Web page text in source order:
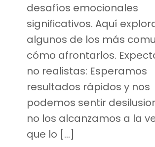
desafíos emocionales
significativos. Aquí
algunos de los más
cómo afrontarlos.
no realistas: Esperamos
resultados rápidos y nos
podemos sentir
no los alcanzamos a la
que lo […]